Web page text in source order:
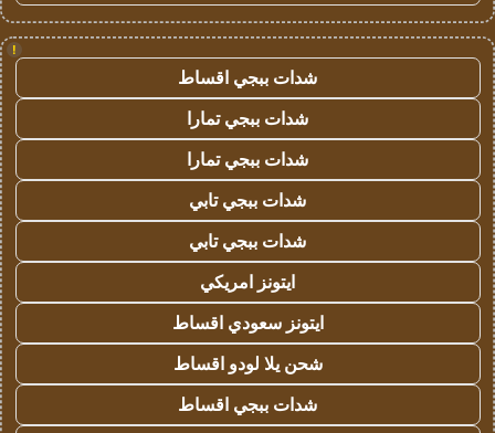
!
شدات ببجي اقساط
شدات ببجي تمارا
شدات ببجي تمارا
شدات ببجي تابي
شدات ببجي تابي
ايتونز امريكي
ايتونز سعودي اقساط
شحن يلا لودو اقساط
شدات ببجي اقساط